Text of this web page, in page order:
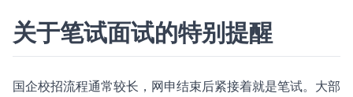
关于笔试面试的特别提醒
国企校招流程通常较长，网申结束后紧接着就是笔试。大部